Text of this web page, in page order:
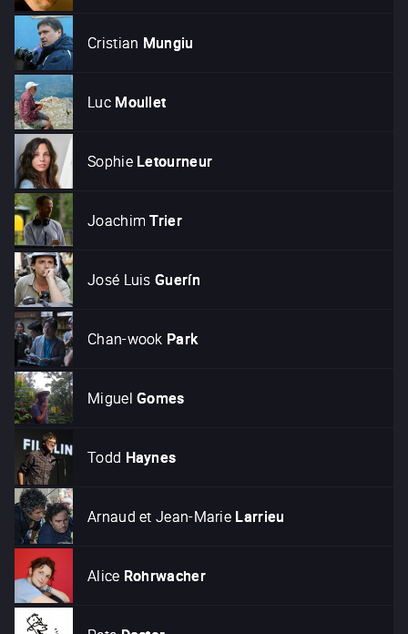
Cristian Mungiu
Luc Moullet
Sophie Letourneur
Joachim Trier
José Luis Guerín
Chan-wook Park
Miguel Gomes
Todd Haynes
Arnaud et Jean-Marie Larrieu
Alice Rohrwacher